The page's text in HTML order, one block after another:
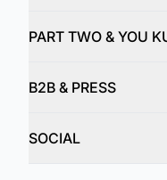
PART TWO & YOU
B2B & PRESS
SOCIAL